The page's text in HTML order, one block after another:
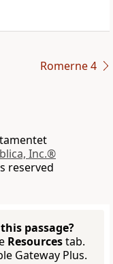
Romerne 4
Inc.®
reserved
passage?
Resourcestab.
Gateway Plus.